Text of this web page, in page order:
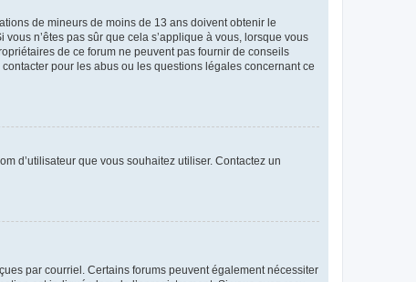
de mineurs de moins de 13 ans doivent obtenir le
n’êtes pas sûr que cela s’applique à vous, lorsque vous
de ce forum ne peuvent pas fournir de conseils
pour les abus ou les questions légales concernant ce
d’utilisateur que vous souhaitez utiliser. Contactez un
par courriel. Certains forums peuvent également nécessiter